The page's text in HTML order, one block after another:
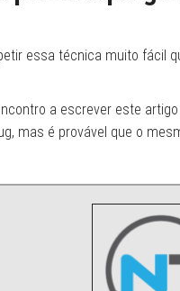
essa técnica muito fácil
a escrever este
mas é provável que o